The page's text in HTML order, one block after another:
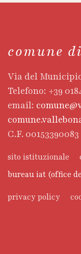
comune
Via del
Telefono: +39
email:
C.F.
sito istituzionale
bureau iat (office
privacy policy